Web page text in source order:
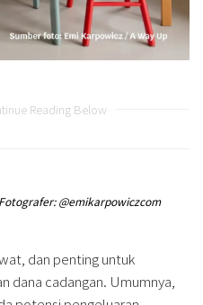
Reading Below
@emikarpowiczcom
dan penting untuk
dana cadangan. Umumnya,